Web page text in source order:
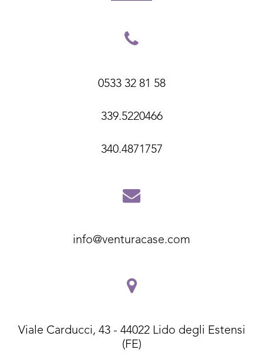
0533 32 81 58
339.5220466
340.4871757
info@venturacase.com
Viale Carducci, 43 - 44022 Lido degli Estensi
(FE)